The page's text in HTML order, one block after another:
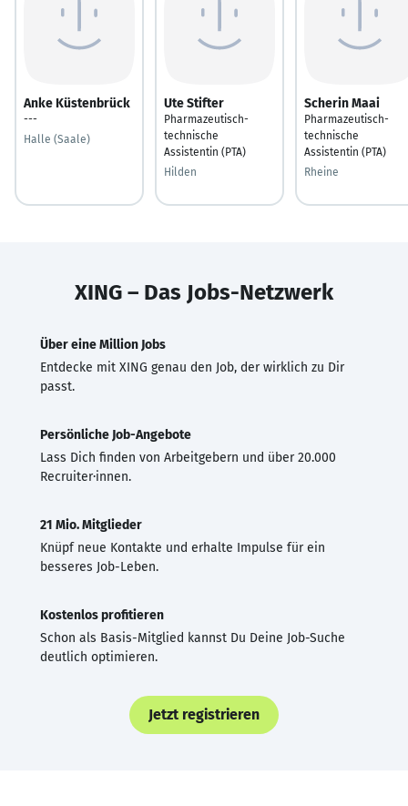
Anke Küstenbrück
---
Halle (Saale)
Ute Stifter
Pharmazeutisch-
technische
Assistentin (PTA)
Hilden
Scherin Maai
Pharmazeutisch-
technische
Assistentin (PTA)
Rheine
XING – Das Jobs-Netzwerk
Über eine Million Jobs
Entdecke mit XING genau den Job, der wirklich zu Dir
passt.
Persönliche Job-Angebote
Lass Dich finden von Arbeitgebern und über 20.000
Recruiter·innen.
21 Mio. Mitglieder
Knüpf neue Kontakte und erhalte Impulse für ein
besseres Job-Leben.
Kostenlos profitieren
Schon als Basis-Mitglied kannst Du Deine Job-Suche
deutlich optimieren.
Jetzt registrieren